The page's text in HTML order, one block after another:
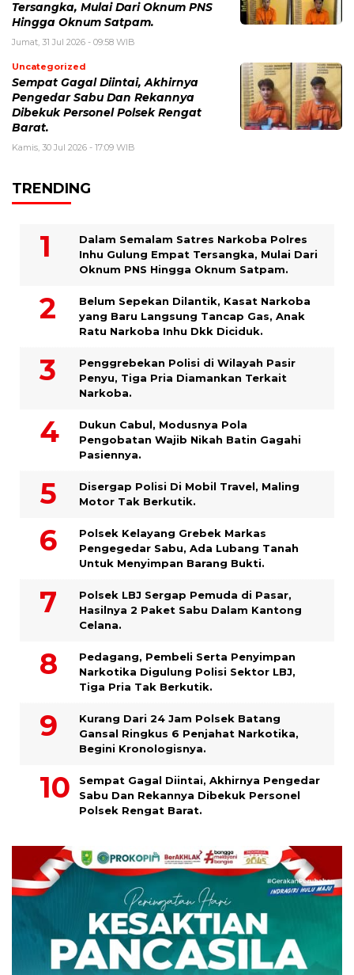
Tersangka, Mulai Dari Oknum PNS
Hingga Oknum Satpam.
Jumat, 31 Jul 2026 - 09:58 WIB
Uncategorized
Sempat Gagal Diintai, Akhirnya
Pengedar Sabu Dan Rekannya
Dibekuk Personel Polsek Rengat
Barat.
Kamis, 30 Jul 2026 - 17:09 WIB
TRENDING
Dalam Semalam Satres Narkoba Polres
Inhu Gulung Empat Tersangka, Mulai Dari
Oknum PNS Hingga Oknum Satpam.
Belum Sepekan Dilantik, Kasat Narkoba
yang Baru Langsung Tancap Gas, Anak
Ratu Narkoba Inhu Dkk Diciduk.
Penggrebekan Polisi di Wilayah Pasir
Penyu, Tiga Pria Diamankan Terkait
Narkoba.
Dukun Cabul, Modusnya Pola
Pengobatan Wajib Nikah Batin Gagahi
Pasiennya.
Disergap Polisi Di Mobil Travel, Maling
Motor Tak Berkutik.
Polsek Kelayang Grebek Markas
Pengegedar Sabu, Ada Lubang Tanah
Untuk Menyimpan Barang Bukti.
Polsek LBJ Sergap Pemuda di Pasar,
Hasilnya 2 Paket Sabu Dalam Kantong
Celana.
Pedagang, Pembeli Serta Penyimpan
Narkotika Digulung Polisi Sektor LBJ,
Tiga Pria Tak Berkutik.
Kurang Dari 24 Jam Polsek Batang
Gansal Ringkus 6 Penjahat Narkotika,
Begini Kronologisnya.
Sempat Gagal Diintai, Akhirnya Pengedar
Sabu Dan Rekannya Dibekuk Personel
Polsek Rengat Barat.